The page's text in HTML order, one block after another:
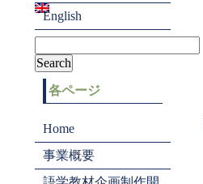
English
各ページ
Home
事業概要